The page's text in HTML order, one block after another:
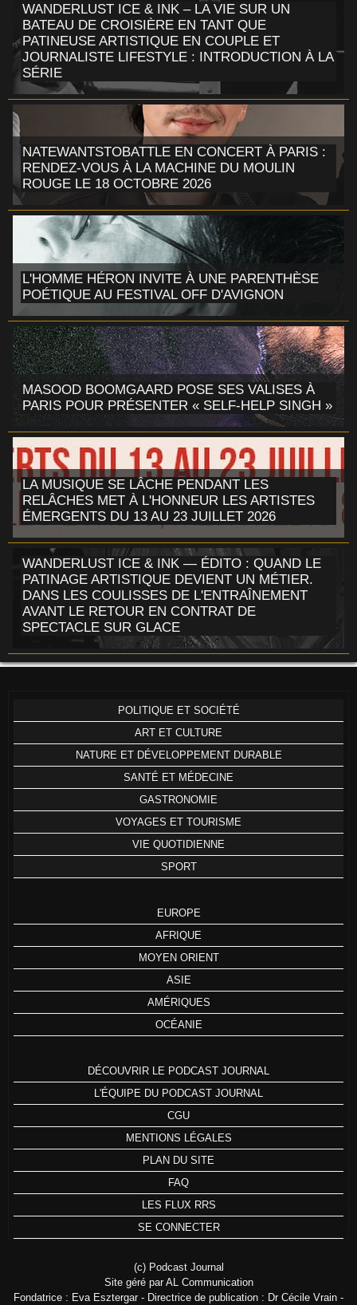
WANDERLUST ICE & INK – LA VIE SUR UN
BATEAU DE CROISIÈRE EN TANT QUE
PATINEUSE ARTISTIQUE EN COUPLE ET
JOURNALISTE LIFESTYLE : INTRODUCTION À LA
SÉRIE
NATEWANTSTOBATTLE EN CONCERT À PARIS :
RENDEZ-VOUS À LA MACHINE DU MOULIN
ROUGE LE 18 OCTOBRE 2026
L'HOMME HÉRON INVITE À UNE PARENTHÈSE
POÉTIQUE AU FESTIVAL OFF D'AVIGNON
MASOOD BOOMGAARD POSE SES VALISES À
PARIS POUR PRÉSENTER « SELF-HELP SINGH »
LA MUSIQUE SE LÂCHE PENDANT LES
RELÂCHES MET À L'HONNEUR LES ARTISTES
ÉMERGENTS DU 13 AU 23 JUILLET 2026
WANDERLUST ICE & INK — ÉDITO : QUAND LE
PATINAGE ARTISTIQUE DEVIENT UN MÉTIER.
DANS LES COULISSES DE L'ENTRAÎNEMENT
AVANT LE RETOUR EN CONTRAT DE
SPECTACLE SUR GLACE
POLITIQUE ET SOCIÉTÉ
ART ET CULTURE
NATURE ET DÉVELOPPEMENT DURABLE
SANTÉ ET MÉDECINE
GASTRONOMIE
VOYAGES ET TOURISME
VIE QUOTIDIENNE
SPORT
EUROPE
AFRIQUE
MOYEN ORIENT
ASIE
AMÉRIQUES
OCÉANIE
DÉCOUVRIR LE PODCAST JOURNAL
L'ÉQUIPE DU PODCAST JOURNAL
CGU
MENTIONS LÉGALES
PLAN DU SITE
FAQ
LES FLUX RRS
SE CONNECTER
(c) Podcast Journal
Site géré par AL Communication
Fondatrice : Eva Esztergar - Directrice de publication : Dr Cécile Vrain -